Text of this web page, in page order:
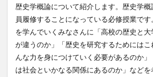
歴史学概論について紹介します。歴史学
員履修することになっている必修授業で
を学んでいくみなさんに「高校の歴史と
が違うのか」「歴史を研究するためには
んな力を身につけていく必要があるのか」
は社会といかなる関係にあるのか」など